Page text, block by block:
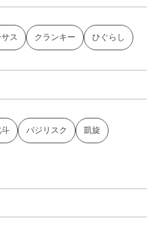
ス クランキー ひぐらし
バジリスク 凱旋